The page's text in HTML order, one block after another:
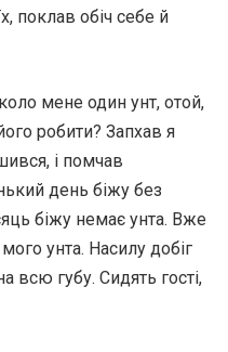
поклав обіч себе й
мене один унт, отой,
робити? Запхав я
і помчав
день біжу без
біжу немає унта. Вже
унта. Насилу добіг
всю губу. Сидять гості,